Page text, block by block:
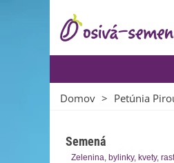
Domov > Petúnia
Semená
Zelenina, bylinky, kvety,